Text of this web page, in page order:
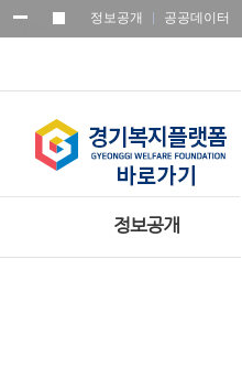
정보공개 공공데이터
정보공개